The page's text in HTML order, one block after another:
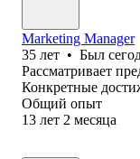
Marketing Manager
35 лет • Был
Рассматривает
Конкретные
Общий опыт
13 лет 2 месяца